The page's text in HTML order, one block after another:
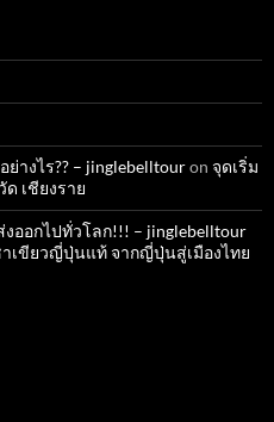
างไร?? – jinglebelltouron จุดเริ่ม
เชียงราย
ออกไปทั่วโลก!!! – jinglebelltour
เขียวญี่ปุ่นแท้ จากญี่ปุ่นสู่เมืองไทย